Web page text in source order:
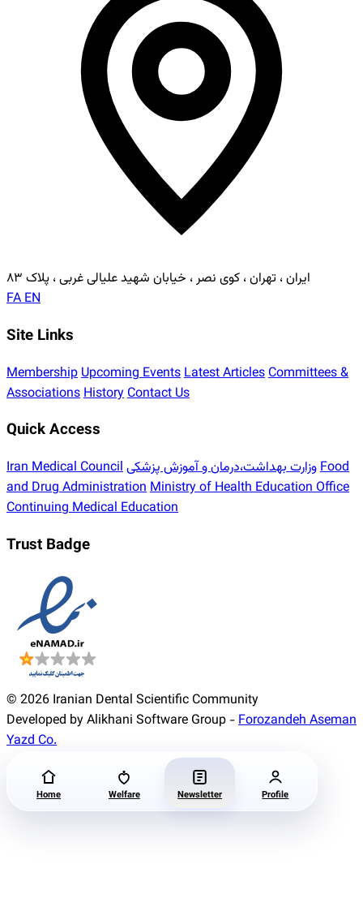
ایران ، تهران ، کوی نصر ، خیابان شهید علیالی غربی ، پلاک ۸۳
FAEN
Site Links
MembershipUpcoming EventsLatest ArticlesCommittees &
AssociationsHistoryContact Us
Quick Access
Iran Medical Councilوزارت بهداشت،درمان و آموزش پزشکیFood
and Drug AdministrationMinistry of Health Education Office
Continuing Medical Education
Trust Badge
© 2026 Iranian Dental Scientific Community
Developed by Alikhani Software Group -Forozandeh Aseman
Yazd Co.
Home Welfare Newsletter Profile